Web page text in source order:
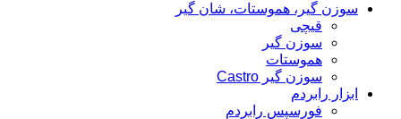
سوزن گیر، هموستات، شان گیر
قیچی
سوزن گیر
هموستات
سوزن گیر Castro
ابزار رابردم
فورسپس رابردم